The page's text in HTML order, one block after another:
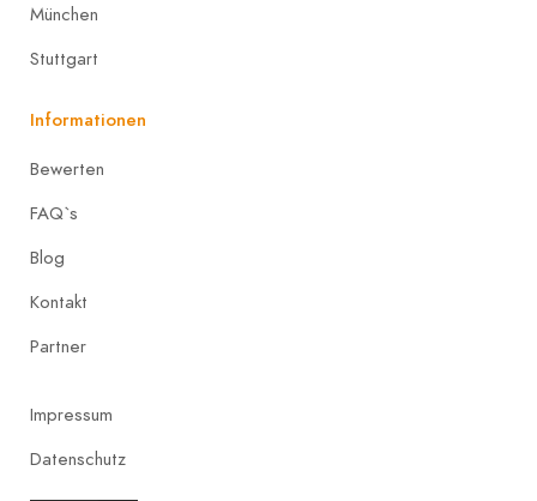
München
Stuttgart
Informationen
Bewerten
FAQ`s
Blog
Kontakt
Partner
Impressum
Datenschutz